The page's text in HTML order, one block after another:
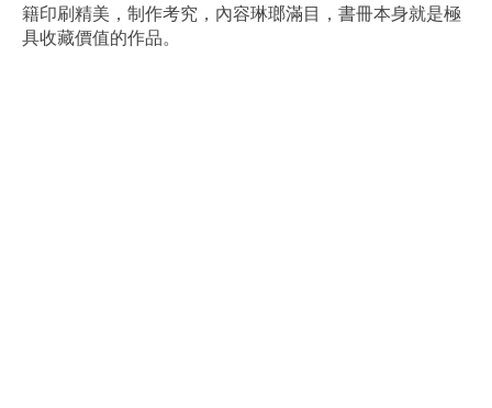
籍印刷精美，制作考究，內容琳瑯滿目，書冊本身就是極
具收藏價值的作品。